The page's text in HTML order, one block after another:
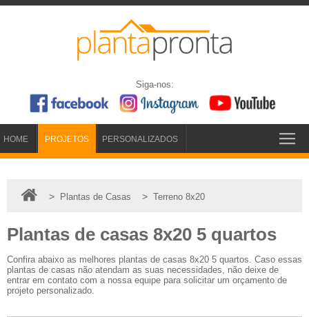
Siga-nos:
HOME PROJETOS PERSONALIZADOS
> Plantas de Casas > Terreno 8x20
Plantas de casas 8x20 5 quartos
Confira abaixo as melhores plantas de casas 8x20 5 quartos. Caso essas
plantas de casas não atendam as suas necessidades, não deixe de
entrar em contato com a nossa equipe para solicitar um orçamento de
projeto personalizado.